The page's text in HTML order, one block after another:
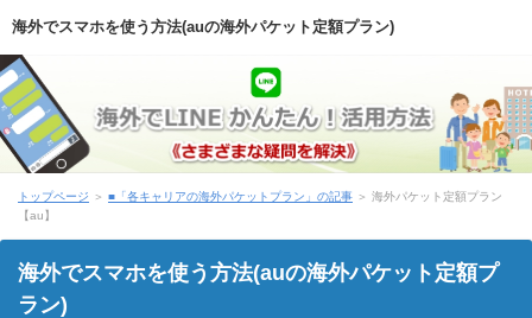
海外でスマホを使う方法(auの海外パケット定額プラン)
トップページ ＞ ■「各キャリアの海外パケットプラン」の記事 ＞ 海外パケット定額プラン
【au】
海外でスマホを使う方法(auの海外パケット定額プ
ラン)